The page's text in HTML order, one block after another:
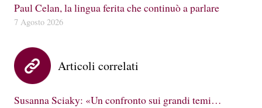
Paul Celan, la lingua ferita che continuò a parlare
7 Agosto 2026
Articoli correlati
Susanna Sciaky: «Un confronto sui grandi temi…